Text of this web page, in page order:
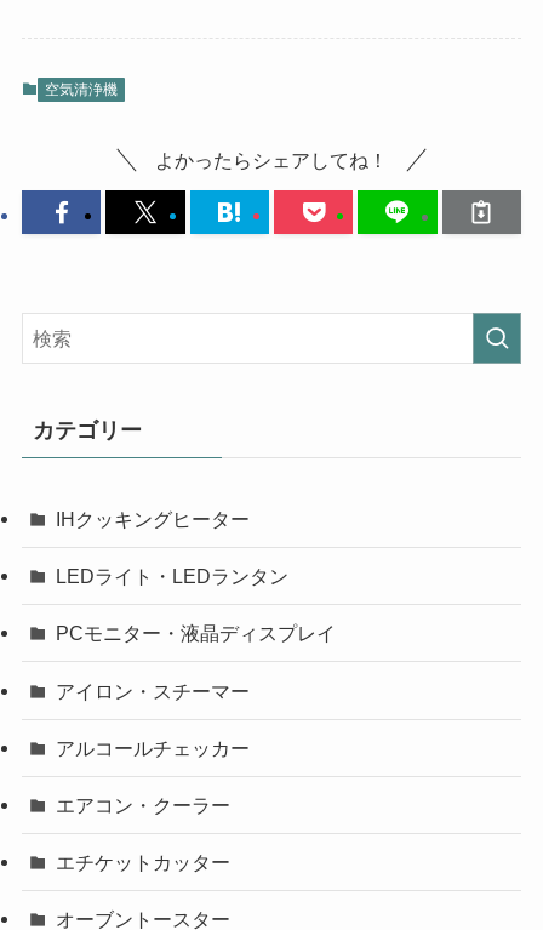
空気清浄機
よかったらシェアしてね！
カテゴリー
IHクッキングヒーター
LEDライト・LEDランタン
PCモニター・液晶ディスプレイ
アイロン・スチーマー
アルコールチェッカー
エアコン・クーラー
エチケットカッター
オーブントースター